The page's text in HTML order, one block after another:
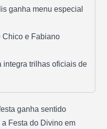
ganha menu especial
Chico e Fabiano
trilhas oficiais de
ganha sentido
Festa do Divino em